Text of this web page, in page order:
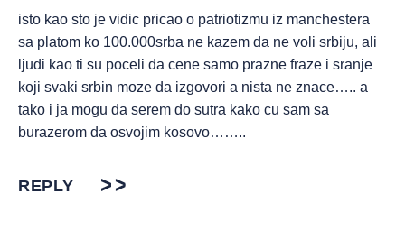
isto kao sto je vidic pricao o patriotizmu iz manchestera
sa platom ko 100.000srba ne kazem da ne voli srbiju, ali
ljudi kao ti su poceli da cene samo prazne fraze i sranje
koji svaki srbin moze da izgovori a nista ne znace….. a
tako i ja mogu da serem do sutra kako cu sam sa
burazerom da osvojim kosovo……..
REPLY